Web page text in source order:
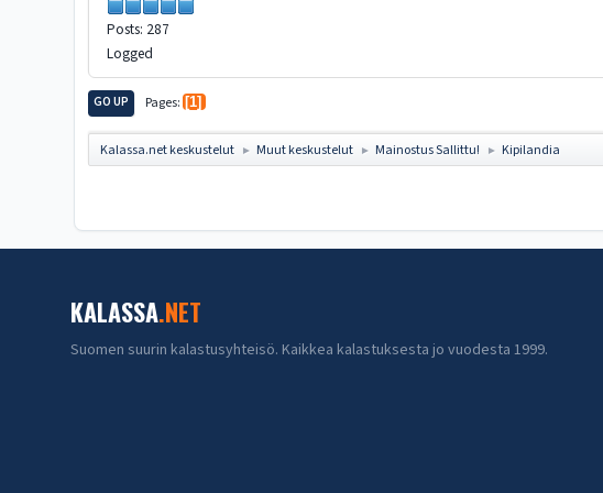
Posts: 287
Logged
GO UP Pages 1
Kalassa.net keskustelut ► Muut keskustelut ► Mainostus Sallittu! ► Kipilandia
KALASSA.NET
Suomen suurin kalastusyhteisö. Kaikkea kalastuksesta jo vuodesta 1999.